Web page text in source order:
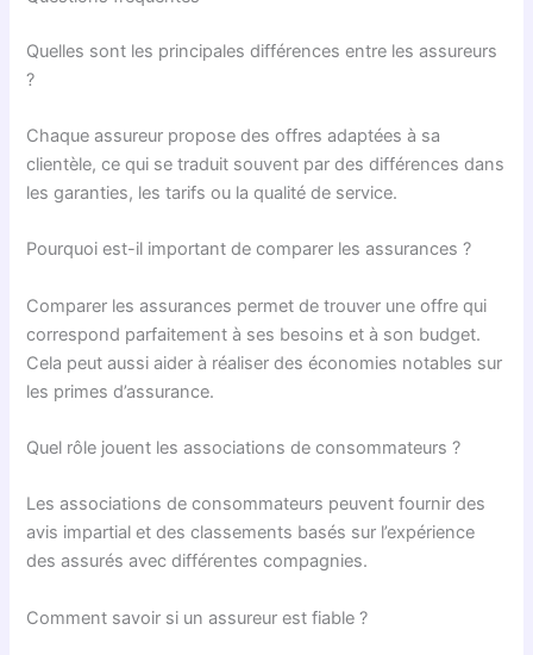
Quelles sont les principales différences entre les assureurs
?
Chaque assureur propose des offres adaptées à sa
clientèle, ce qui se traduit souvent par des différences dans
les garanties, les tarifs ou la qualité de service.
Pourquoi est-il important de comparer les assurances ?
Comparer les assurances permet de trouver une offre qui
correspond parfaitement à ses besoins et à son budget.
Cela peut aussi aider à réaliser des économies notables sur
les primes d’assurance.
Quel rôle jouent les associations de consommateurs ?
Les associations de consommateurs peuvent fournir des
avis impartial et des classements basés sur l’expérience
des assurés avec différentes compagnies.
Comment savoir si un assureur est fiable ?